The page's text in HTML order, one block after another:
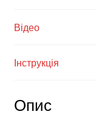
Відео
Інструкція
Опис